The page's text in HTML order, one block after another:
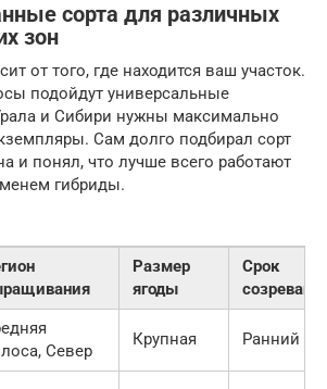
сорта для различных
зон
от того, где находится ваш участок.
подойдут универсальные
и Сибири нужны максимально
Сам долго подбирал сорт
и понял, что лучше всего работают
гибриды.
Размер
ягоды
Срок
Север
Крупная Ранний